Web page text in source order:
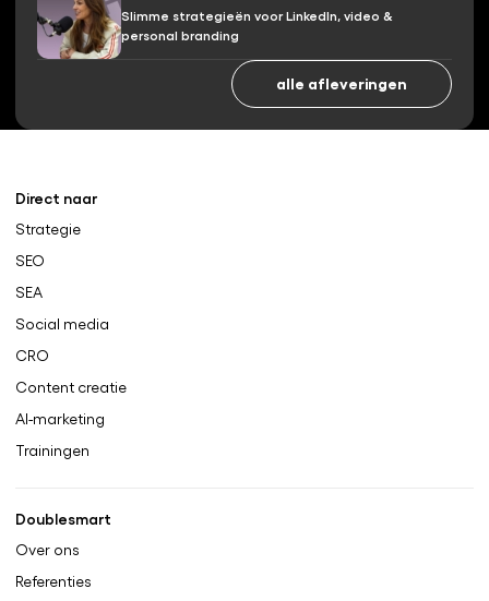
Slimme strategieën voor LinkedIn, video &
personal branding
alle afleveringen
Direct naar
Strategie
SEO
SEA
Social media
CRO
Content creatie
AI-marketing
Trainingen
Doublesmart
Over ons
Referenties